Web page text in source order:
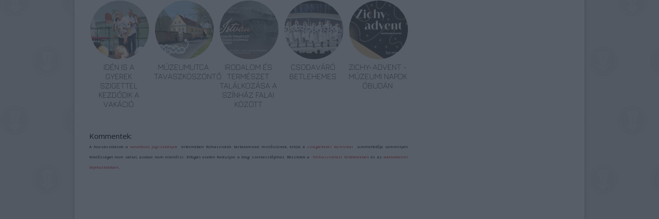
IDÉN IS A
GYEREK
SZIGETTEL
KEZDŐDIK A
VAKÁCIÓ
MÚZEUMUTCA
TAVASZKÖSZÖNTŐ
IRODALOM ÉS
TERMÉSZET
TALÁLKOZÁSA A
SZÍNHÁZ FALAI
KÖZÖTT
CSODAVÁRÓ
BETLEHEMES
ZICHY-ADVENT -
MÚZEUMI NAPOK
ÓBUDÁN
Kommentek:
A hozzászólások avonatkozó jogszabályok értelmében felhasználói tartalomnak minősülnek, értük a szolgáltatás technikai üzemeltetője semmilyen
felelősséget nem vállal, azokat nem ellenőrzi. Kifogás esetén forduljon a blog szerkesztőjéhez. Részletek a Felhasználási feltételekben és azadatvédelmi
tájékoztatóban